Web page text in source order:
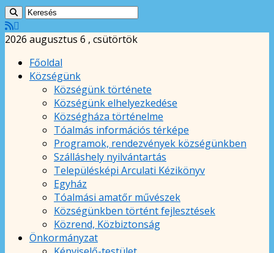
2026 augusztus 6 , csütörtök
Főoldal
Községünk
Községünk története
Községünk elhelyezkedése
Községháza történelme
Tóalmás információs térképe
Programok, rendezvények községünkben
Szálláshely nyilvántartás
Településképi Arculati Kézikönyv
Egyház
Tóalmási amatőr művészek
Községünkben történt fejlesztések
Közrend, Közbiztonság
Önkormányzat